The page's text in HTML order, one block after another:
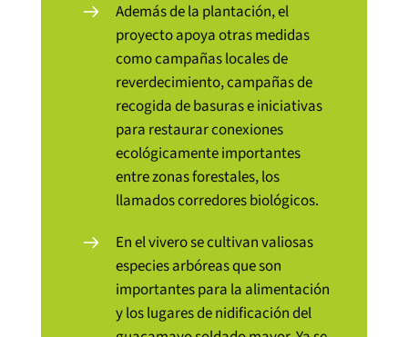
Además de la plantación, el
proyecto apoya otras medidas
como campañas locales de
reverdecimiento, campañas de
recogida de basuras e iniciativas
para restaurar conexiones
ecológicamente importantes
entre zonas forestales, los
llamados corredores biológicos.
En el vivero se cultivan valiosas
especies arbóreas que son
importantes para la alimentación
y los lugares de nidificación del